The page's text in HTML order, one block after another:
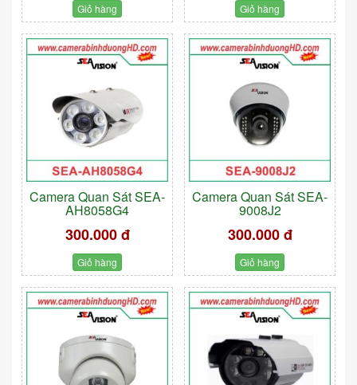
Giỏ hàng Giỏ hàng
Camera Quan Sát SEA-
AH8058G4
300.000 đ
Giỏ hàng
Camera Quan Sát SEA-
9008J2
300.000 đ
Giỏ hàng